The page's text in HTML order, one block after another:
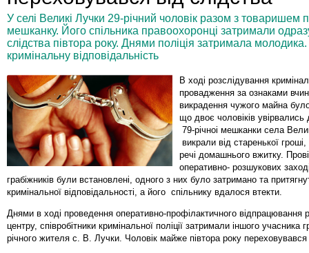
У селі Великі Лучки 29-річний чоловік разом з товаришем
мешканку. Його спільника правоохоронці затримали
слідства півтора року. Днями поліція затримала
кримінальну відповідальність
В ході розслідування
провадження за ознаками
викрадення чужого майна
що двоє чоловіків
79-річноі мешканки села
викрали від старенької
речі домашнього вжитку.
оперативно- розшукових
грабіжників були встановлені, одного з них було затримано та
кримінальної відповідальності, а його спільнику вдалося втекти.
Днями в ході проведення оперативно-профілактичного відпрацювання
центру, співробітники кримінальної поліції затримали іншого учасника
річного жителя с. В. Лучки. Чоловік майже півтора року